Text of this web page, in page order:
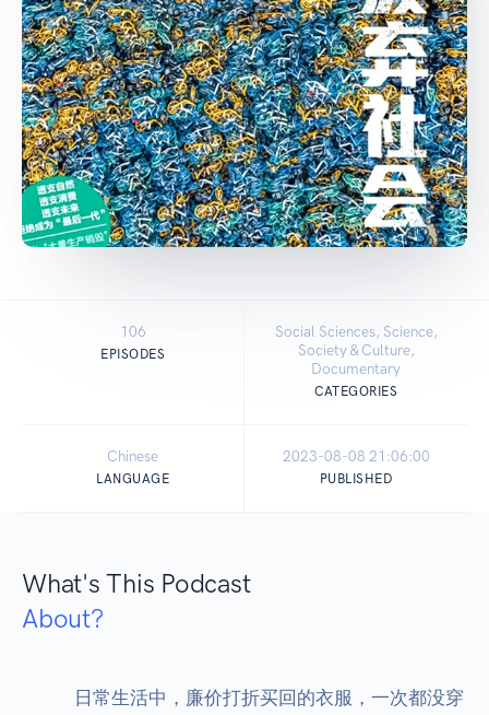
106
EPISODES
Social Sciences, Science,
Society & Culture,
Documentary
CATEGORIES
Chinese
LANGUAGE
2023-08-08 21:06:00
PUBLISHED
What's This Podcast
About?